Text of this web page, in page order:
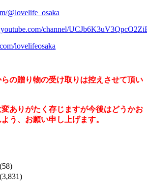
@lovelife_osaka
channel/
lovelifeosaka
の贈り物の受け取りは控えさせて頂い
ありがたく存じますが今後はどうかお
う、お願い申し上げます。
(58)
(3,831)